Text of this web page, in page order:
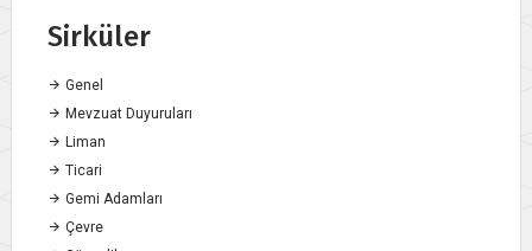
Sirküler
Genel
Mevzuat Duyuruları
Liman
Ticari
Gemi Adamları
Çevre